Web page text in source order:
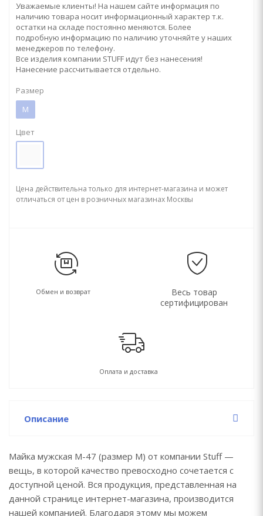
Уважаемые клиенты! На нашем сайте информация по
наличию товара носит информационный характер т.к.
остатки на складе постоянно меняются. Более
подробную информацию по наличию уточняйте у наших
менеджеров по телефону.
Все изделия компании STUFF идут без нанесения!
Нанесение рассчитывается отдельно.
Размер
M
Цвет
Цена действительна только для интернет-магазина и может
отличаться от цен в розничных магазинах Москвы
Обмен и возврат
Весь товар
сертифицирован
Оплата и доставка
Описание
Майка мужская M-47 (размер M) от компании Stuff —
вещь, в которой качество превосходно сочетается с
доступной ценой. Вся продукция, представленная на
данной странице интернет-магазина, производится
нашей компанией. Благодаря этому мы можем